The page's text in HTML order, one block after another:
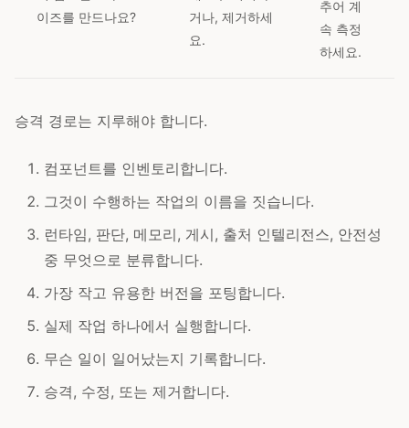
이즈를 만드나요?
거나, 제거하세
요.
추어 계
속 측정
하세요.
승격 경로는 지루해야 합니다.
컴포넌트를 인벤토리합니다.
그것이 수행하는 작업의 이름을 짓습니다.
런타임, 판단, 메모리, 게시, 출처 인텔리전스, 안전성
중 무엇으로 분류합니다.
가장 작고 유용한 버전을 포팅합니다.
실제 작업 하나에서 실행합니다.
무슨 일이 일어났는지 기록합니다.
승격, 수정, 또는 제거합니다.